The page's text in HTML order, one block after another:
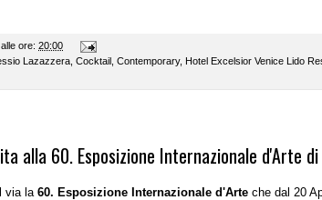
alle ore: 20:00
Lazazzera, Cocktail , Contemporary, Hotel Excelsior Venice Lido
alla 60. Esposizione Internazionale d'Arte di
via la 60. Esposizione Internazionale d'Arte che dal 20